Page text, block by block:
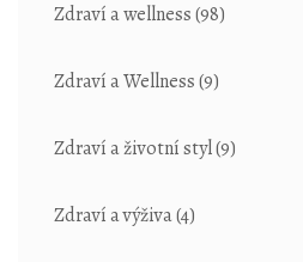
Zdraví a wellness(98)
Zdraví a Wellness(9)
Zdraví a životní styl(9)
Zdraví a výživa(4)